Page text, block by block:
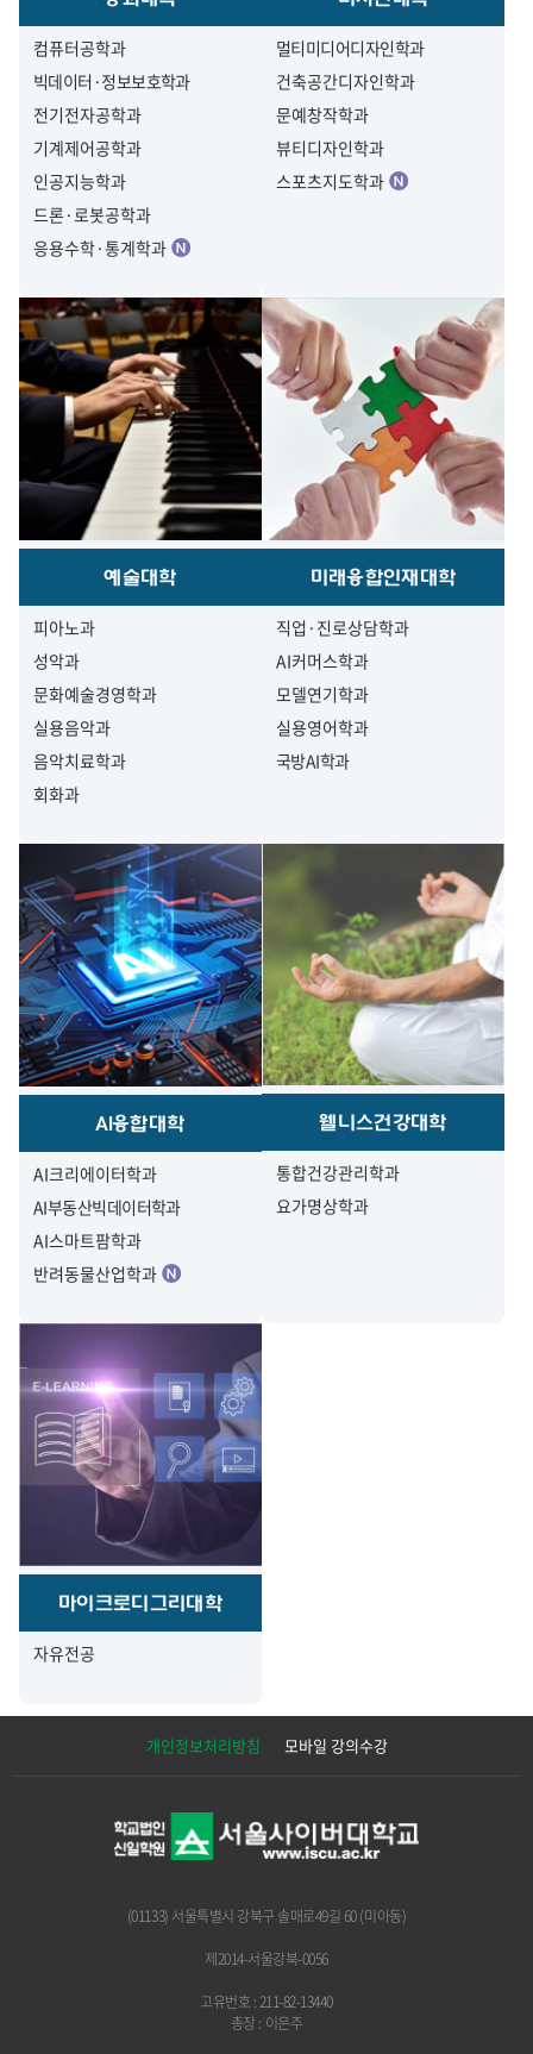
컴퓨터공학과
빅데이터·정보보호학과
전기전자공학과
기계제어공학과
인공지능학과
드론·로봇공학과
응용수학·통계학과
멀티미디어디자인학과
건축공간디자인학과
문예창작학과
뷰티디자인학과
스포츠지도학과
예술대학
피아노과
성악과
문화예술경영학과
실용음악과
음악치료학과
회화과
미래융합인재대학
직업·진로상담학과
AI커머스학과
모델연기학과
실용영어학과
국방AI학과
AI융합대학
AI크리에이터학과
AI부동산빅데이터학과
AI스마트팜학과
반려동물산업학과
웰니스건강대학
통합건강관리학과
요가명상학과
마이크로디그리대학
자유전공
개인정보처리방침 모바일 강의수강
(01133) 서울특별시 강북구 솔매로49길 60 (미아동)
제2014-서울강북-0056
고유번호 : 211-82-13440
총장 : 이은주